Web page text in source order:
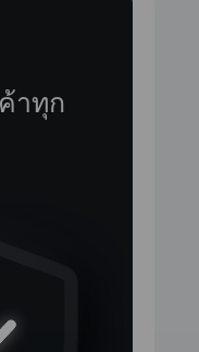
าทุก